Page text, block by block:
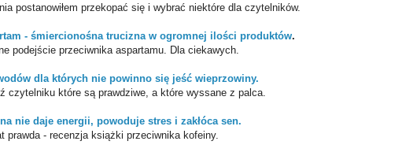
postanowiłem przekopać się i wybrać niektóre dla czytelników.
- śmiercionośna trucizna w ogromnej ilości produktów.
podejście przeciwnika aspartamu. Dla ciekawych.
dla których nie powinno się jeść wieprzowiny.
czytelniku które są prawdziwe, a które wyssane z palca.
nie daje energii, powoduje stres i zakłóca sen.
prawda - recenzja książki przeciwnika kofeiny.